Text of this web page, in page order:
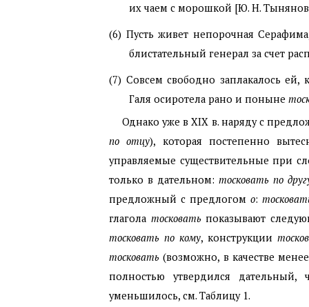
их чаем с морошкой [Ю. Н.
(6) Пусть живет непорочная
блистательный генерал за счет
(7) Совсем свободно заплакалось
Галя осиротела рано и поныне
Однако уже вXIX в. наряду с
по отцу), которая постепенно
управляемые существительные при
только в дательном: тосковать по
предложный с предлогомо:
глагола тосковатьпоказывают
тосковать по кому, конструкции
тосковать (возможно, в качестве
полностью утвердился дательный,
уменьшилось, см. Таблицу 1.